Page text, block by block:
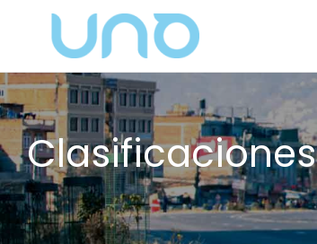
Clasificaciones